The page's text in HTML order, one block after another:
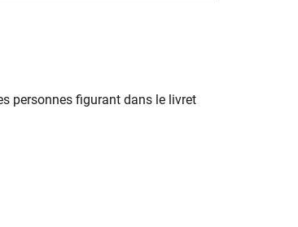
personnes figurant dans le livret